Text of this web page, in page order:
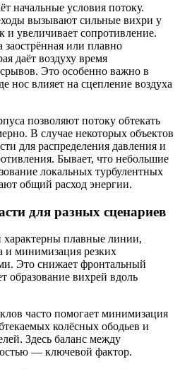
начальные условия потоку.
вызывают сильные вихри у
и увеличивает сопротивление.
или плавно
даёт воздуху время
срывов. Это особенно важно в
нос влияет на сцепление воздуха
позволяют потоку обтекать
В случае некоторых объектов
для распределения давления и
Бывает, что небольшие
локальных турбулентных
общий расход энергии.
для разных сценариев
характерны плавные линии,
и минимизация резких
Это снижает фронтальный
образование вихрей вдоль
часто помогает минимизация
колёсных ободьев и
Здесь баланс между
— ключевой фактор.